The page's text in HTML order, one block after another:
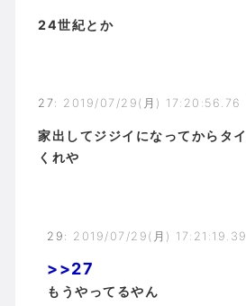
24世紀とか
27: 2019/07/29(月) 17:20:56.76
家出してジジイになってからタ
くれや
29 : 2019/07/29(月)
>>27
もうやってるやん